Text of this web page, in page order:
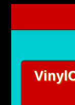
Главная